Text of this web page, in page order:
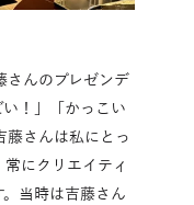
さんのプレゼンデ
！」「かっこい
藤さんは私にとっ
にクリエイティ
当時は吉藤さん